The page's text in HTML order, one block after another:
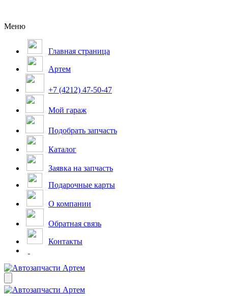
Меню
Главная страница
Артем
+7 (4212) 47-50-47
Мой гараж
Подобрать запчасть
Каталог
Заявка на запчасть
Подарочные карты
О компании
Обратная связь
Контакты